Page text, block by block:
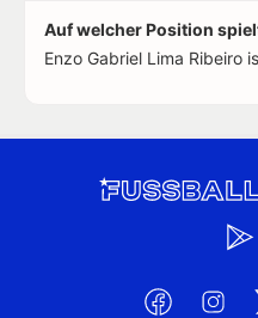
Auf welcher Position
Enzo Gabriel Lima Ribeiro